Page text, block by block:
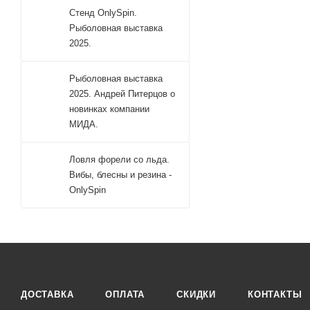
Стенд OnlySpin.
Рыболовная выставка
2025.
Рыболовная выставка
2025. Андрей Питерцов о
новинках компании
МИДА.
Ловля форели со льда.
Вибы, блесны и резина -
OnlySpin
ДОСТАВКА ОПЛАТА СКИДКИ КОНТАКТЫ